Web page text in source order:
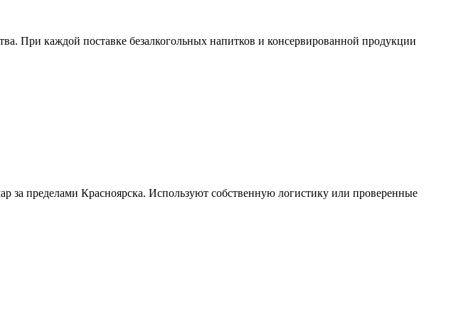
При каждой поставке безалкогольных напитков и консервированной продукции
пределами Красноярска. Используют собственную логистику или проверенные